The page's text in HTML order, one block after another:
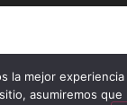
la mejor experiencia
asumiremos que